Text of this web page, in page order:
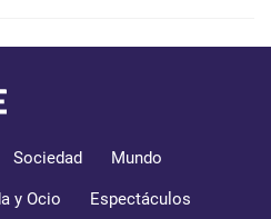
Sociedad Mundo
y Ocio Espectáculos